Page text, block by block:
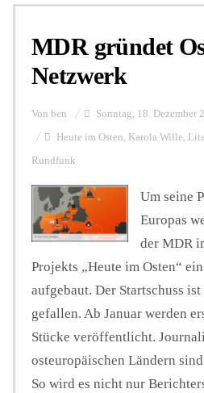
MDR gründet
Netzwerk
Von ben Sonntag, 18. Dezember
Heute im Osten, Karola Wille,
Rundfunk
Um seine
Europas
der MDR
Projekts „Heute im Osten“
aufgebaut. Der Startschuss
gefallen. Ab Januar werden
Stücke veröffentlicht.
osteuropäischen Ländern
So wird es nicht nur